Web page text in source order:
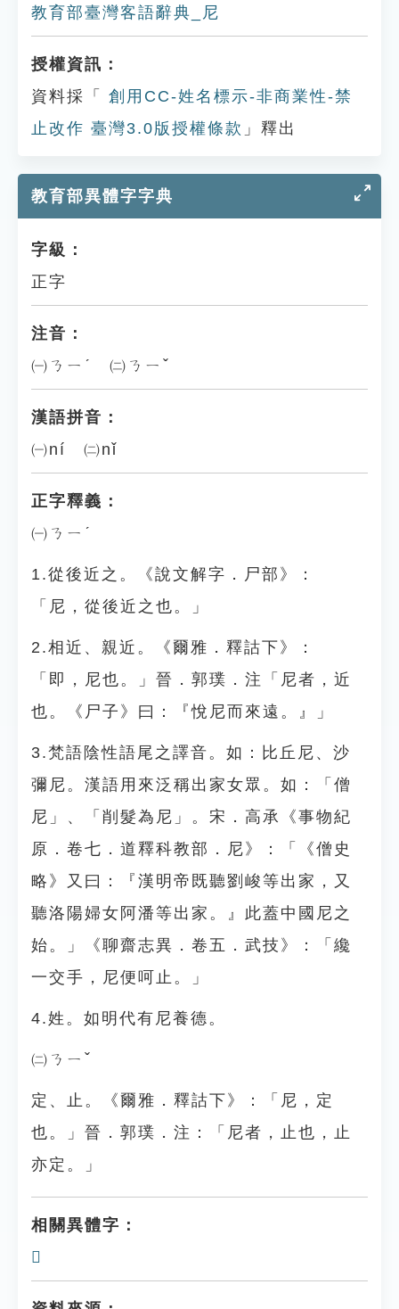
教育部臺灣客語辭典_尼
授權資訊：
資料採「
創用CC-姓名標示-非商業性-禁
止改作 臺灣3.0版授權條款 」釋出
教育部異體字字典
字級：
正字
注音：
㈠ㄋㄧˊ ㈡ㄋㄧˇ
漢語拼音：
㈠ní ㈡nǐ
正字釋義：
㈠ㄋㄧˊ
1.從後近之。《說文解字．尸部》：
「尼，從後近之也。」
2.相近、親近。《爾雅．釋詁下》：
「即，尼也。」晉．郭璞．注「尼者，近
也。《尸子》曰：『悅尼而來遠。』」
3.梵語陰性語尾之譯音。如：比丘尼、沙
彌尼。漢語用來泛稱出家女眾。如：「僧
尼」、「削髮為尼」。宋．高承《事物紀
原．卷七．道釋科教部．尼》：「《僧史
略》又曰：『漢明帝既聽劉峻等出家，又
聽洛陽婦女阿潘等出家。』此蓋中國尼之
始。」《聊齋志異．卷五．武技》：「纔
一交手，尼便呵止。」
4.姓。如明代有尼養德。
㈡ㄋㄧˇ
定、止。《爾雅．釋詁下》：「尼，定
也。」晉．郭璞．注：「尼者，止也，止
亦定。」
相關異體字：
𡰥